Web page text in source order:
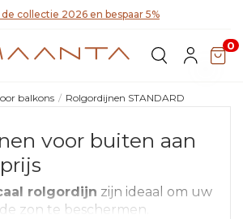
collectie 2026 en bespaar 5%
0
balkons Rolgordijnen STANDARD
voor buiten aan
rolgordijn zijn ideaal om uw
zon te beschermen.